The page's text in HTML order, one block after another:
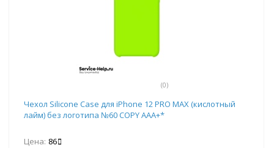
(0)
Чехол Silicone Case для iPhone 12 PRO MAX (кислотный
лайм) без логотипа №60 COPY AAA+*
Цена: 86